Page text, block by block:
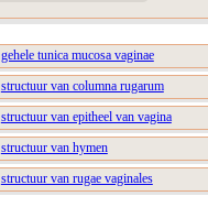
gehele tunica mucosa vaginae
structuur van columna rugarum
structuur van epitheel van vagina
structuur van hymen
structuur van rugae vaginales